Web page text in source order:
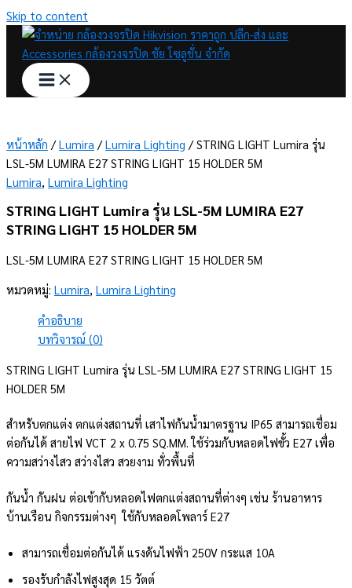
Skip to content
หน้าหลัก /Lumira /Lumira Lighting / STRING LIGHT Lumira รุ่น
LSL-5M LUMIRA E27 STRING LIGHT 15 HOLDER 5M
Lumira, Lumira Lighting
STRING LIGHT Lumira รุ่น LSL-5M LUMIRA E27
STRING LIGHT 15 HOLDER 5M
LSL-5M LUMIRA E27 STRING LIGHT 15 HOLDER 5M
หมวดหมู่: Lumira, Lumira Lighting
คำอธิบาย
บทวิจารณ์ (0)
STRING LIGHT Lumira รุ่น LSL-5M LUMIRA E27 STRING LIGHT 15
HOLDER 5M
สำหรับตกแต่ง ตกแต่งสถานที่ เสาไฟกันน้ำมาตรฐาน IP65 สามารถเชื่อม
ต่อกันได้ สายไฟ VCT 2 x 0.75 SQ.MM. ใช้ร่วมกับหลอดไฟขั้ว E27 เพื่อ
ความสว่างไสว สว่างไสว สวยงาม ทั่วพื้นที่
กันน้ำ กันฝน ต่อเข้ากับหลอดไฟตกแต่งสถานที่ต่างๆ เช่น ร้านอาหาร
บ้านเรือน กิจกรรมต่างๆ ใช้กับหลอดโพลาร์ E27
สามารถเชื่อมต่อกันได้ แรงดันไฟฟ้า 250V กระแส 10A
รองรับกำลังไฟสูงสุด 15 วัตต์